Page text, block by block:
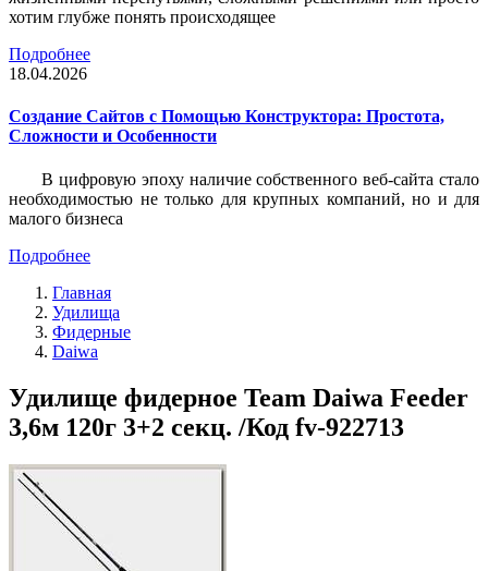
хотим глубже понять происходящее
Подробнее
18.04.2026
Создание Сайтов с Помощью Конструктора: Простота,
Сложности и Особенности
В цифровую эпоху наличие собственного веб-сайта стало
необходимостью не только для крупных компаний, но и для
малого бизнеса
Подробнее
Главная
Удилища
Фидерные
Daiwa
Удилище фидерное Team Daiwa Feeder
3,6м 120г 3+2 секц. /Код fv-922713